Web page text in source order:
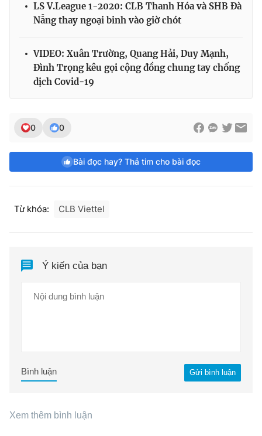
LS V.League 1-2020: CLB Thanh Hóa và SHB Đà
Nẵng thay ngoại binh vào giờ chót
VIDEO: Xuân Trường, Quang Hải, Duy Mạnh,
Đình Trọng kêu gọi cộng đồng chung tay chống
dịch Covid-19
0 0
Bài đọc hay? Thả tim cho bài đọc
Từ khóa: CLB Viettel
Ý kiến của bạn
Gửi bình luận
Bình luận
Xem thêm bình luận